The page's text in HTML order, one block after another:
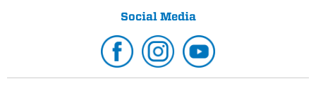
Social Media